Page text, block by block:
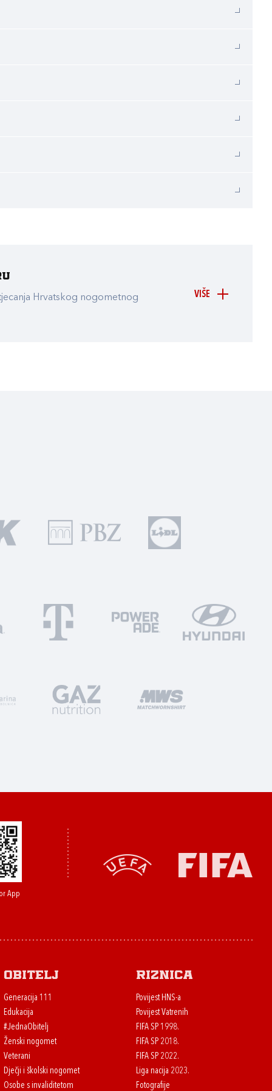
VIŠE
Hrvatskog nogometnog
App
Obitelj
Generacija 111
Edukacija
#JednaObitelj
Ženski nogomet
Veterani
Dječji i školski nogomet
Osobe s invaliditetom
Riznica
Povijest HNS-a
Povijest Vatrenih
FIFA SP 1998.
FIFA SP 2018.
FIFA SP 2022.
Liga nacija 2023.
Fotografije